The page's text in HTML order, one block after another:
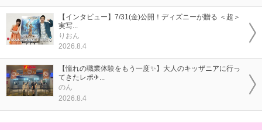
【インタビュー】7/31(金)公開！ディズニーが贈る ＜超＞
実写...
りおん
2026.8.4
【憧れの職業体験をもう一度✨】大人のキッザニアに行っ
てきたレポ✈...
のん
2026.8.4